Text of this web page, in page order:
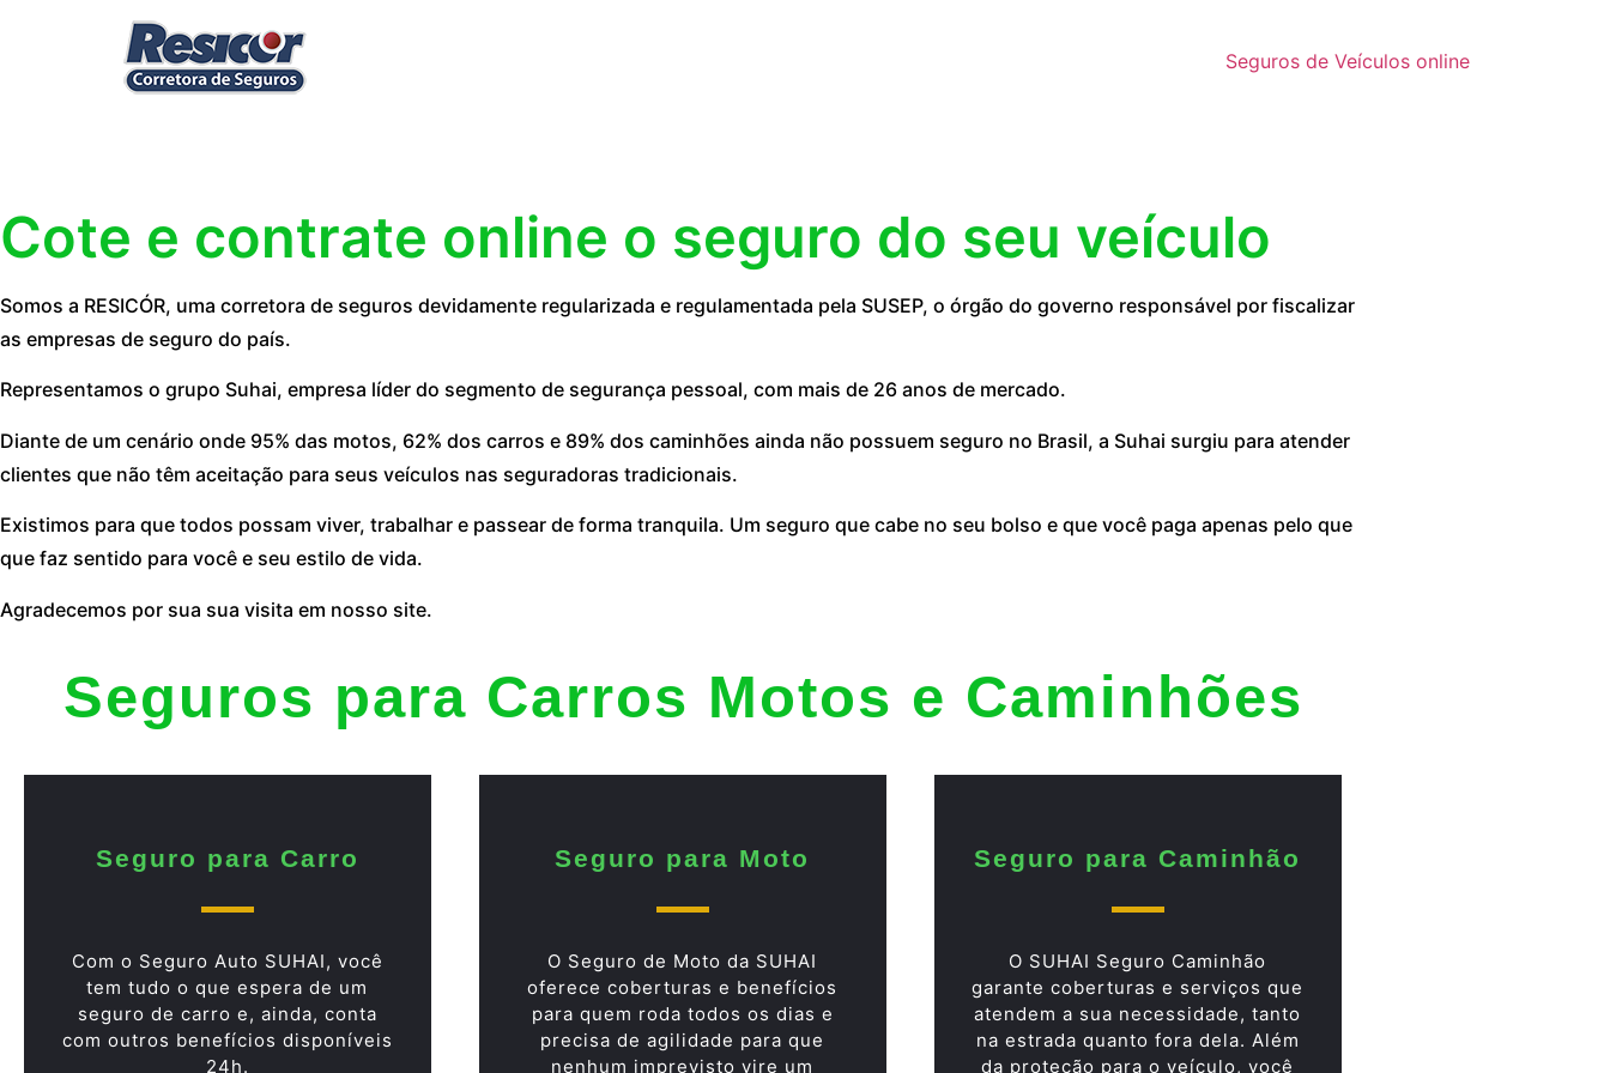
Seguros de Veículos online
Cote e contrate online o seguro do seu veículo
Somos a RESICÓR, uma corretora de seguros devidamente regularizada e regulamentada pela SUSEP, o órgão do governo responsável por fiscalizar
as empresas de seguro do país.
Representamos o grupo Suhai, empresa líder do segmento de segurança pessoal, com mais de 26 anos de mercado.
Diante de um cenário onde 95% das motos, 62% dos carros e 89% dos caminhões ainda não possuem seguro no Brasil, a Suhai surgiu para atender
clientes que não têm aceitação para seus veículos nas seguradoras tradicionais.
Existimos para que todos possam viver, trabalhar e passear de forma tranquila. Um seguro que cabe no seu bolso e que você paga apenas pelo que
que faz sentido para você e seu estilo de vida.
Agradecemos por sua sua visita em nosso site.
Seguros para Carros Motos e Caminhões
Seguro para Carro
Com o Seguro Auto SUHAI, você
tem tudo o que espera de um
seguro de carro e, ainda, conta
com outros benefícios disponíveis
24h.
Seguro para Moto
O Seguro de Moto da SUHAI
oferece coberturas e benefícios
para quem roda todos os dias e
precisa de agilidade para que
nenhum imprevisto vire um
Seguro para Caminhão
O SUHAI Seguro Caminhão
garante coberturas e serviços que
atendem a sua necessidade, tanto
na estrada quanto fora dela. Além
da proteção para o veículo, você